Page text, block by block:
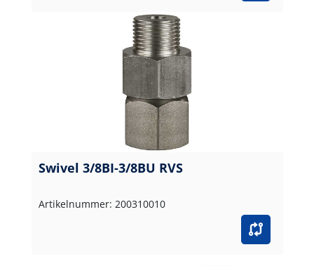
Swivel 3/8BI-3/8BU RVS
Artikelnummer: 200310010